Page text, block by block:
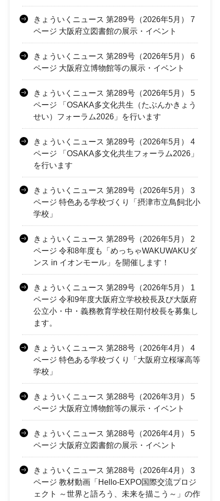
きょういくニュース 第289号（2026年5月） 7
ページ 大阪府立図書館の展示・イベント
きょういくニュース 第289号（2026年5月） 6
ページ 大阪府立博物館等の展示・イベント
きょういくニュース 第289号（2026年5月） 5
ページ 「OSAKA多文化共生（たぶんかきょう
せい）フォーラム2026」を行います
きょういくニュース 第289号（2026年5月） 4
ページ 「OSAKA多文化共生フォーラム2026」
を行います
きょういくニュース 第289号（2026年5月） 3
ページ 特色ある学校づくり「摂津市立鳥飼北小
学校」
きょういくニュース 第289号（2026年5月） 2
ページ 令和8年度も「めっちゃWAKUWAKUダ
ンス in イオンモール」を開催します！
きょういくニュース 第289号（2026年5月） 1
ページ 令和9年度大阪府立学校校長及び大阪府
公立小・中・義務教育学校任期付校長を募集し
ます。
きょういくニュース 第288号（2026年4月） 4
ページ 特色ある学校づくり「大阪府立桜塚高等
学校」
きょういくニュース 第288号（2026年3月） 5
ページ 大阪府立博物館等の展示・イベント
きょういくニュース 第288号（2026年4月） 5
ページ 大阪府立図書館の展示・イベント
きょういくニュース 第288号（2026年4月） 3
ページ 教材動画「Hello-EXPO国際交流プロジ
ェクト ～世界と語ろう、未来を描こう～」の作